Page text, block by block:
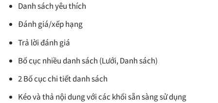
Danh sách yêu thích
Đánh giá/xếp hạng
Trả lời đánh giá
Bố cục nhiều danh sách (Lưới, Danh sách)
2 Bố cục chi tiết danh sách
Kéo và thả nội dung với các khối sẵn sàng sử dụng